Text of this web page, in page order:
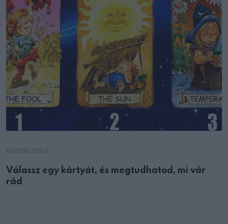
Válassz egy kártyát, és megtudhatod, mi vár
rád